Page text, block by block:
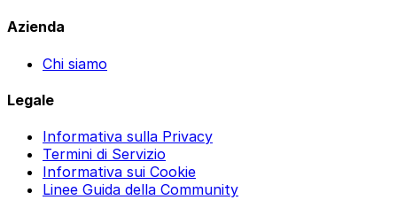
Azienda
Chi siamo
Legale
Informativa sulla Privacy
Termini di Servizio
Informativa sui Cookie
Linee Guida della Community